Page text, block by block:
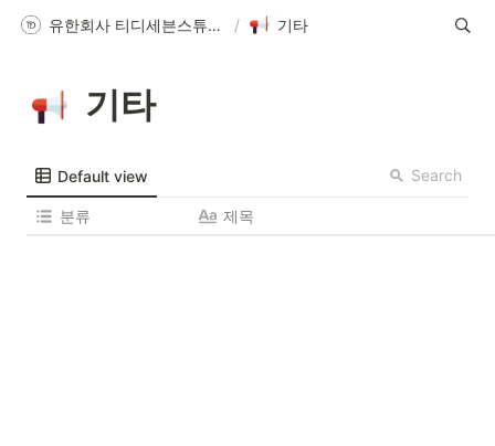
유한회사 티디세븐스튜디오스 / 기타
기타
Default view Search
분류 제목